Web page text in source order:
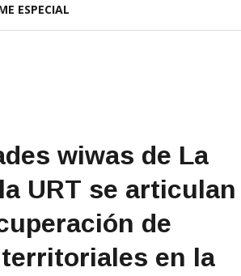
ESPECIAL
wiwas de La
URT se articulan
de
en la